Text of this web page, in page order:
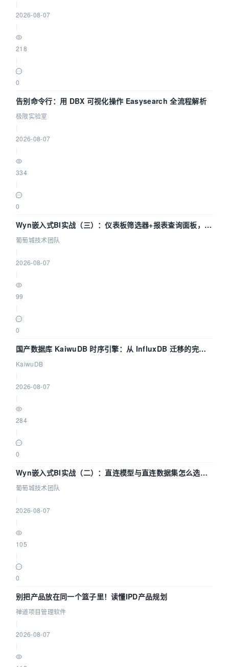
2026-08-07
218
0
告别命令行：用 DBX 可视化操作 Easysearch 全流程解析
极限实验室
2026-08-07
334
0
Wyn嵌入式BI实战（三）：仪表板筛选器+报表查询面板，参
数联动全闭环
葡萄城技术团队
2026-08-07
99
0
国产数据库 KaiwuDB 时序引擎：从 InfluxDB 迁移的完整
技术路径
KaiwuDB
2026-08-07
284
0
Wyn嵌入式BI实战（二）：直连模型与直连数据集怎么选，
参数为什么不生效？| 葡萄城技术团队
葡萄城技术团队
2026-08-07
105
0
别把产品放在同一个篮子里！读懂IPD产品规划
禅道项目管理软件
2026-08-07